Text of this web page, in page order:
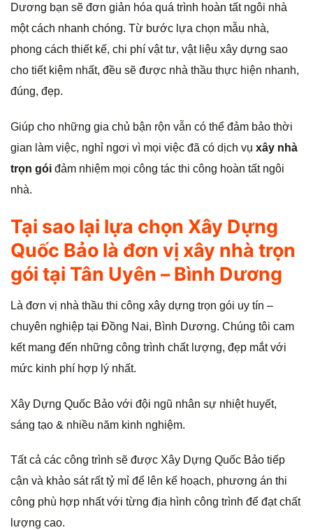
Dương bạn sẽ đơn giản hóa quá trình hoàn tất ngôi nhà
một cách nhanh chóng. Từ bước lựa chọn mẫu nhà,
phong cách thiết kế, chi phí vật tư, vật liệu xây dựng sao
cho tiết kiệm nhất, đều sẽ được nhà thầu thực hiện nhanh,
đúng, đẹp.
Giúp cho những gia chủ bận rộn vẫn có thể đảm bảo thời
gian làm việc, nghỉ ngơi vì mọi việc đã có dịch vụ xây nhà
trọn gói đảm nhiệm mọi công tác thi công hoàn tất ngôi
nhà.
Tại sao lại lựa chọn Xây Dựng
Quốc Bảo là đơn vị xây nhà trọn
gói tại Tân Uyên – Bình Dương
Là đơn vị nhà thầu thi công xây dựng trọn gói uy tín –
chuyên nghiệp tại Đồng Nai, Bình Dương. Chúng tôi cam
kết mang đến những công trình chất lượng, đẹp mắt với
mức kinh phí hợp lý nhất.
Xây Dựng Quốc Bảo với đội ngũ nhân sự nhiệt huyết,
sáng tạo & nhiều năm kinh nghiệm.
Tất cả các công trình sẽ được Xây Dựng Quốc Bảo tiếp
cận và khảo sát rất tỷ mỉ để lên kế hoạch, phương án thi
công phù hợp nhất với từng địa hình công trình để đạt chất
lượng cao.